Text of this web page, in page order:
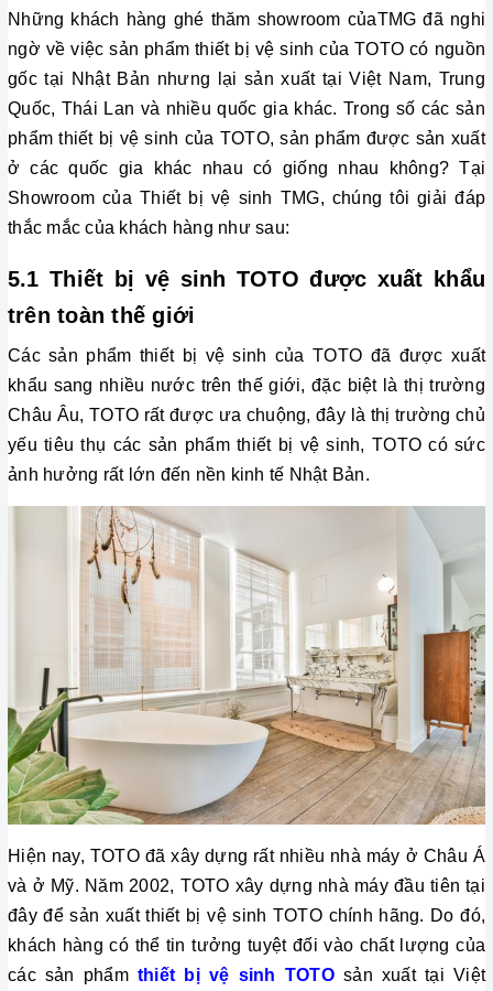
Những khách hàng ghé thăm showroom củaTMG đã nghi
ngờ về việc sản phẩm thiết bị vệ sinh của TOTO có nguồn
gốc tại Nhật Bản nhưng lại sản xuất tại Việt Nam, Trung
Quốc, Thái Lan và nhiều quốc gia khác. Trong số các sản
phẩm thiết bị vệ sinh của TOTO, sản phẩm được sản xuất
ở các quốc gia khác nhau có giống nhau không? Tại
Showroom của Thiết bị vệ sinh TMG, chúng tôi giải đáp
thắc mắc của khách hàng như sau:
5.1 Thiết bị vệ sinh TOTO được xuất khẩu
trên toàn thế giới
Các sản phẩm thiết bị vệ sinh của TOTO đã được xuất
khẩu sang nhiều nước trên thế giới, đặc biệt là thị trường
Châu Âu, TOTO rất được ưa chuộng, đây là thị trường chủ
yếu tiêu thụ các sản phẩm thiết bị vệ sinh, TOTO có sức
ảnh hưởng rất lớn đến nền kinh tế Nhật Bản.
Hiện nay, TOTO đã xây dựng rất nhiều nhà máy ở Châu Á
và ở Mỹ. Năm 2002, TOTO xây dựng nhà máy đầu tiên tại
đây để sản xuất thiết bị vệ sinh TOTO chính hãng. Do đó,
khách hàng có thể tin tưởng tuyệt đối vào chất lượng của
các sản phẩm thiết bị vệ sinh TOTO sản xuất tại Việt